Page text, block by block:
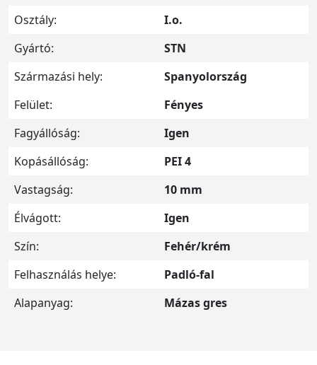
Osztály:
I.o.
Gyártó:
STN
Származási hely:
Spanyolország
Felület:
Fényes
Fagyállóság:
Igen
Kopásállóság:
PEI 4
Vastagság:
10 mm
Élvágott:
Igen
Szín:
Fehér/krém
Felhasználás helye:
Padló-fal
Alapanyag:
Mázas gres